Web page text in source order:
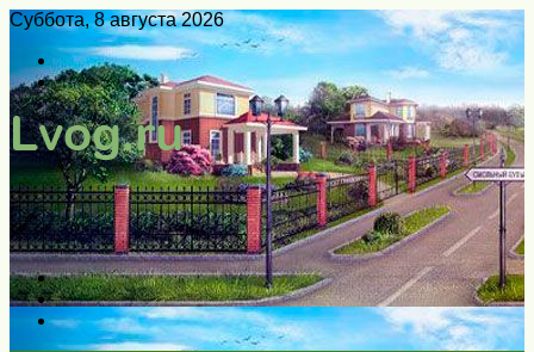
Суббота, 8 августа 2026
Войти
Switch
skin
Меню
Искать
Switch
skin